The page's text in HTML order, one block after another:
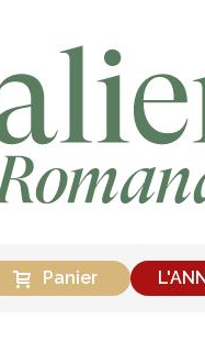
Panier